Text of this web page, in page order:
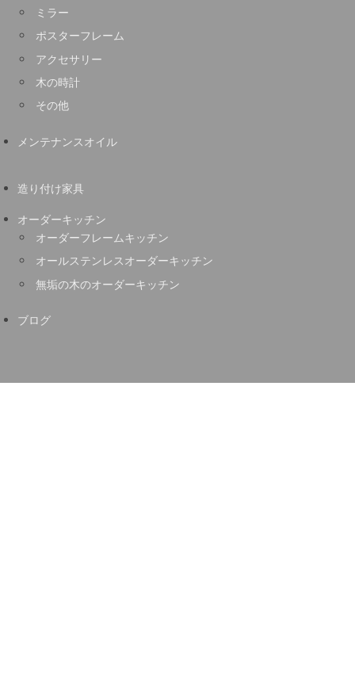
ミラー
ポスターフレーム
アクセサリー
木の時計
その他
メンテナンスオイル
造り付け家具
オーダーキッチン
オーダーフレームキッチン
オールステンレスオーダーキッチン
無垢の木のオーダーキッチン
ブログ